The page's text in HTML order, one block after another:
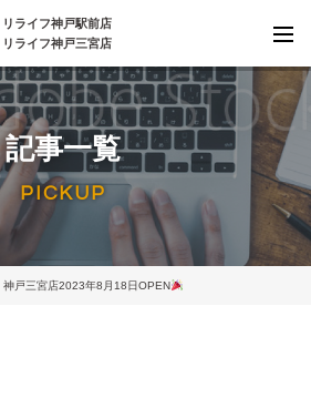
ライフ神戸駅前店
ライフ神戸三宮店
記事一覧
PICKUP
神戸三宮店2023年8月18日OPEN